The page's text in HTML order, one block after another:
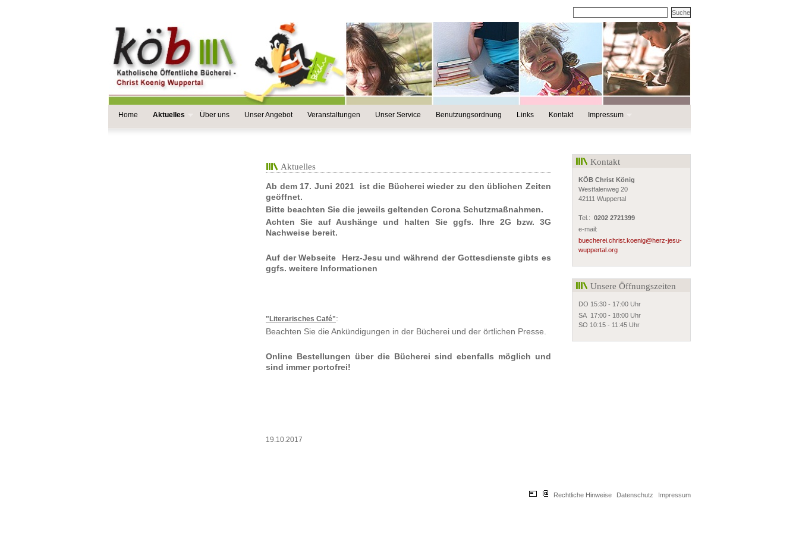
Home Aktuelles Über uns Unser Angebot Veranstaltungen Unser Service Benutzungsordnung Links Kontakt Impressum
Kontakt
KÖB Christ König
Westfalenweg 20
42111 Wuppertal
Tel.: 0202 2721399
e-mail:
buecherei.christ.koenig@herz-jesu-
wuppertal.org
Unsere Öffnungszeiten
DO 15:30 - 17:00 Uhr
SA 17:00 - 18:00 Uhr
SO 10:15 - 11:45 Uhr
Aktuelles
Ab dem 17. Juni 2021 ist die Bücherei wieder zu den üblichen Zeiten
geöffnet.
Bitte beachten Sie die jeweils geltenden Corona Schutzmaßnahmen.
Achten Sie auf Aushänge und halten Sie ggfs. Ihre 2G bzw. 3G
Nachweise bereit.
Auf der Webseite Herz-Jesu und während der Gottesdienste gibts es
ggfs. weitere Informationen
"Literarisches Café":
Beachten Sie die Ankündigungen in der Bücherei und der örtlichen Presse.
Online Bestellungen über die Bücherei sind ebenfalls möglich und
sind immer portofrei!
19.10.2017
Rechtliche Hinweise Datenschutz Impressum